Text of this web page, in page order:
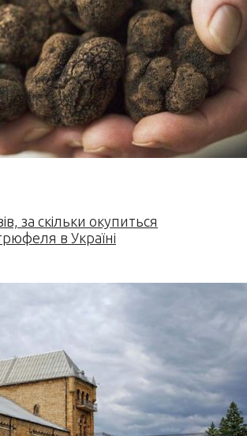
за скільки окупиться
в Україні